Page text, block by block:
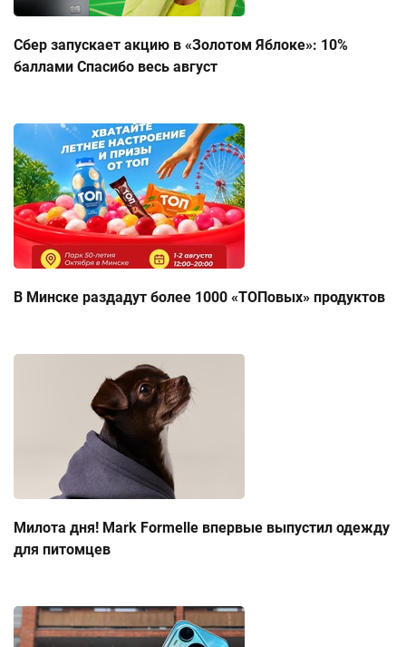
Сбер запускает акцию в «Золотом Яблоке»: 10%
баллами Спасибо весь август
В Минске раздадут более 1000 «ТОПовых» продуктов
Милота дня! Mark Formelle впервые выпустил одежду
для питомцев